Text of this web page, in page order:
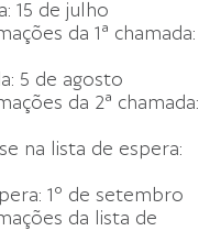
15 de julho
da 1ª chamada:
5 de agosto
da 2ª chamada:
na lista de espera:
1º de setembro
da lista de